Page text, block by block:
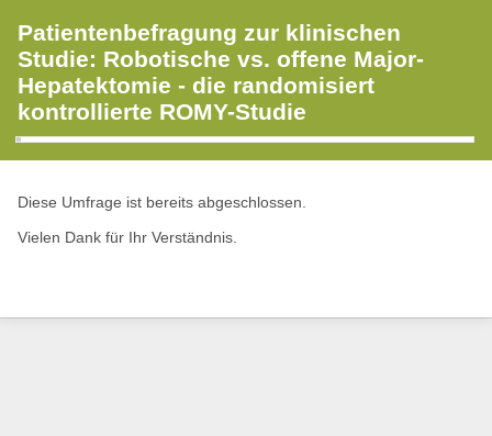
Patientenbefragung zur klinischen
Studie: Robotische vs. offene Major-
Hepatektomie - die randomisiert
kontrollierte ROMY-Studie
Diese Umfrage ist bereits abgeschlossen.
Vielen Dank für Ihr Verständnis.